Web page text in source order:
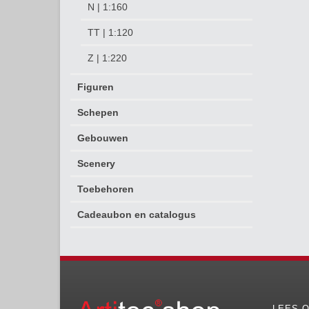
N | 1:160
TT | 1:120
Z | 1:220
Figuren
Schepen
Gebouwen
Scenery
Toebehoren
Cadeaubon en catalogus